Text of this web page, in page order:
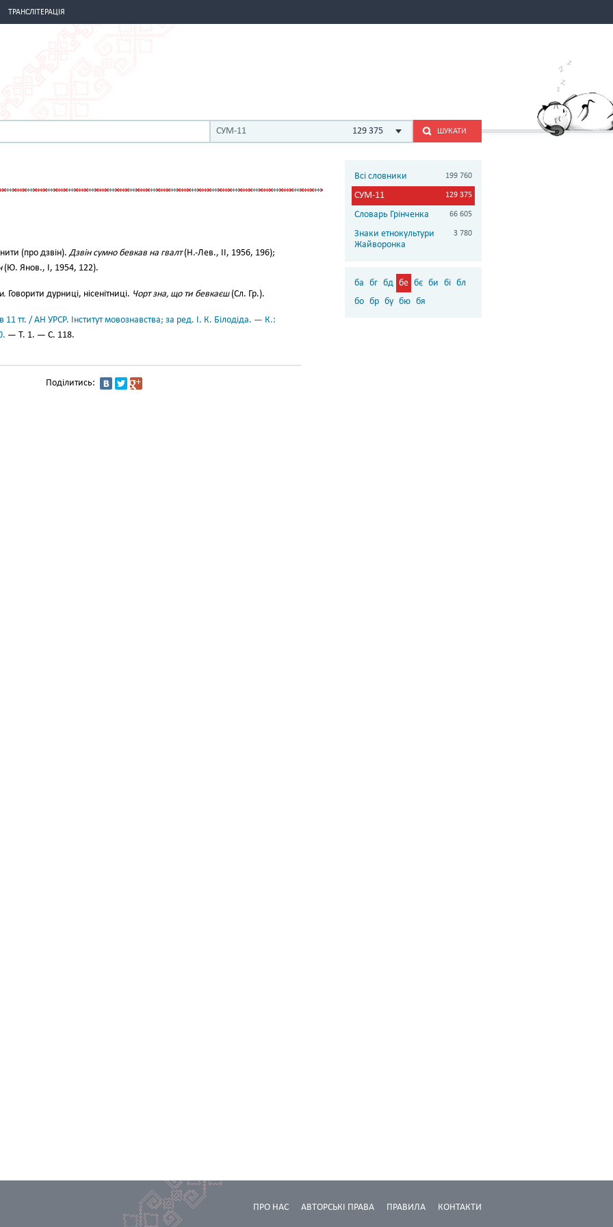
ТРАНСЛІТЕРАЦІЯ
СУМ-11 129 375 ШУКАТИ
(про дзвін).Дзвін сумно бевкав на гвалт(Н.-Лев., II, 1956, 196);
(Ю. Янов., І, 1954, 122).
Говорити дурниці, нісенітниці. Чорт зна, що ти бевкаєш(Сл. Гр.).
11 тт. / АН УРСР. Інститут мовознавства; за ред. І. К. Білодіда. — К.:
— Т. 1. — С. 118.
Поділитись:
Всі словники 199 760
СУМ-11 129 375
Словарь Грінченка 66 605
Знаки етнокультури
Жайворонка
3 780
ба бг бд бе бє би бі бл
бо бр бу бю бя
КОНТАКТИ
ПРАВИЛА
АВТОРСЬКІ ПРАВА
ПРО НАС